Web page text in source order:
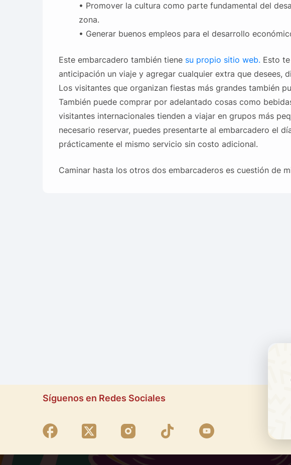
• Promover la cultura como parte fundamental del
zona.
• Generar buenos empleos para el desarrollo
Este embarcadero también tiene su propio sitio web.Esto te
anticipación un viaje y agregar cualquier extra que desees,
Los visitantes que organizan fiestas más grandes también
También puede comprar por adelantado cosas como
visitantes internacionales tienden a viajar en grupos más
necesario reservar, puedes presentarte al embarcadero el
prácticamente el mismo servicio sin costo adicional.
Caminar hasta los otros dos embarcaderos es cuestión de
Síguenos en Redes Sociales